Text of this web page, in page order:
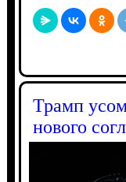
Трамп
нового